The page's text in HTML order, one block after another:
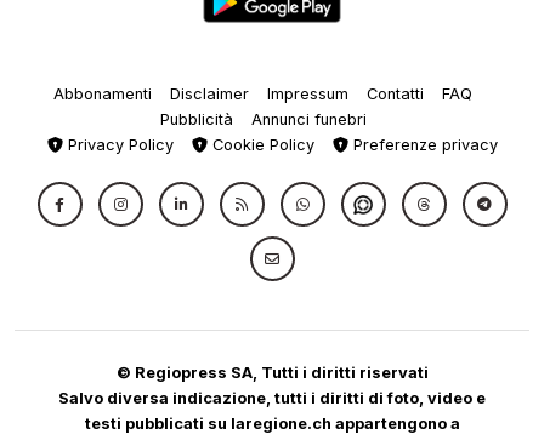
Abbonamenti Disclaimer Impressum Contatti
FAQ
Pubblicità
Annunci funebri
Privacy Policy
Cookie Policy Preferenze privacy
© Regiopress SA, Tutti i diritti riservati
Salvo diversa indicazione, tutti i diritti di foto, video e
testi pubblicati su laregione.ch appartengono a